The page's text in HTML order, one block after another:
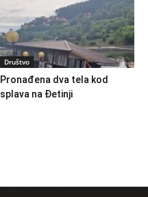
Društvo
Pronađena dva tela kod
splava na Đetinji